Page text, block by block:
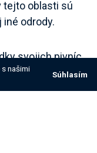
tejto oblasti sú
iné odrody.
svojich pivníc
Po
často spojená
našimi
Súhlasím